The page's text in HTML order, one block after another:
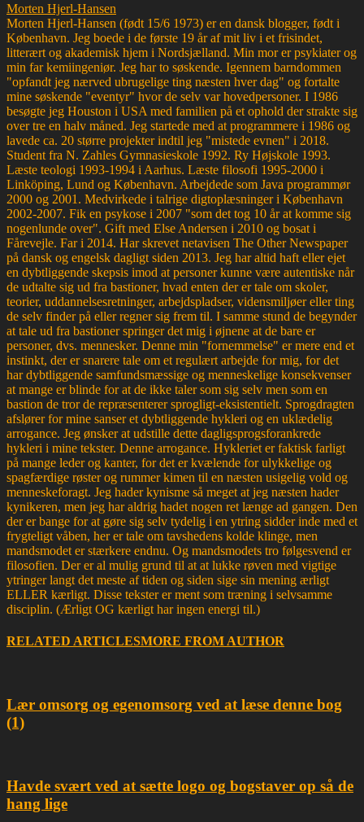
Morten Hjerl-Hansen
Morten Hjerl-Hansen (født 15/6 1973) er en dansk blogger, født i
København. Jeg boede i de første 19 år af mit liv i et frisindet,
litterært og akademisk hjem i Nordsjælland. Min mor er psykiater og
min far kemiingeniør. Jeg har to søskende. Igennem barndommen
"opfandt jeg nærved ubrugelige ting næsten hver dag" og fortalte
mine søskende "eventyr" hvor de selv var hovedpersoner. I 1986
besøgte jeg Houston i USA med familien på et ophold der strakte sig
over tre en halv måned. Jeg startede med at programmere i 1986 og
lavede ca. 20 større projekter indtil jeg "mistede evnen" i 2018.
Student fra N. Zahles Gymnasieskole 1992. Ry Højskole 1993.
Læste teologi 1993-1994 i Aarhus. Læste filosofi 1995-2000 i
Linköping, Lund og København. Arbejdede som Java programmør
2000 og 2001. Medvirkede i talrige digtoplæsninger i København
2002-2007. Fik en psykose i 2007 "som det tog 10 år at komme sig
nogenlunde over". Gift med Else Andersen i 2010 og bosat i
Fårevejle. Far i 2014. Har skrevet netavisen The Other Newspaper
på dansk og engelsk dagligt siden 2013. Jeg har altid haft eller ejet
en dybtliggende skepsis imod at personer kunne være autentiske når
de udtalte sig ud fra bastioner, hvad enten der er tale om skoler,
teorier, uddannelsesretninger, arbejdspladser, vidensmiljøer eller ting
de selv finder på eller regner sig frem til. I samme stund de begynder
at tale ud fra bastioner springer det mig i øjnene at de bare er
personer, dvs. mennesker. Denne min "fornemmelse" er mere end et
instinkt, der er snarere tale om et regulært arbejde for mig, for det
har dybtliggende samfundsmæssige og menneskelige konsekvenser
at mange er blinde for at de ikke taler som sig selv men som en
bastion de tror de repræsenterer sprogligt-eksistentielt. Sprogdragten
afslører for mine sanser et dybtliggende hykleri og en uklædelig
arrogance. Jeg ønsker at udstille dette dagligsprogsforankrede
hykleri i mine tekster. Denne arrogance. Hykleriet er faktisk farligt
på mange leder og kanter, for det er kvælende for ulykkelige og
spagfærdige røster og rummer kimen til en næsten usigelig vold og
menneskeforagt. Jeg hader kynisme så meget at jeg næsten hader
kynikeren, men jeg har aldrig hadet nogen ret længe ad gangen. Den
der er bange for at gøre sig selv tydelig i en ytring sidder inde med et
frygteligt våben, her er tale om tavshedens kolde klinge, men
mandsmodet er stærkere endnu. Og mandsmodets tro følgesvend er
filosofien. Der er al mulig grund til at at lukke røven med vigtige
ytringer langt det meste af tiden og siden sige sin mening ærligt
ELLER kærligt. Disse tekster er ment som træning i selvsamme
disciplin. (Ærligt OG kærligt har ingen energi til.)
RELATED ARTICLESMORE FROM AUTHOR
Lær omsorg og egenomsorg ved at læse denne bog
(1)
Havde svært ved at sætte logo og bogstaver op så de
hang lige